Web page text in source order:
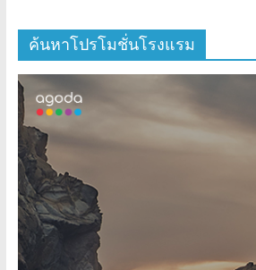
ค้นหาโปรโมชั่นโรงแรม